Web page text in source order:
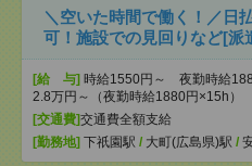
＼空いた時間で働く！／日
可！施設での見回りなど[派
[給 与] 時給1550円～ 夜勤時給
2.8万円～（夜勤時給1880円×15h）
[交通費]交通費全額支給
[勤務地] 下祇園駅 / 大町(広島県)駅 /